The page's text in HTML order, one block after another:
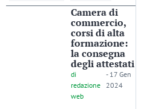
Camera di
commercio,
corsi di alta
formazione:
la consegna
degli attestati
di
redazione
web
- 17 Gen
2024